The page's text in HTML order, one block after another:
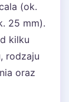
(ok.
25 mm).
kilku
rodzaju
oraz